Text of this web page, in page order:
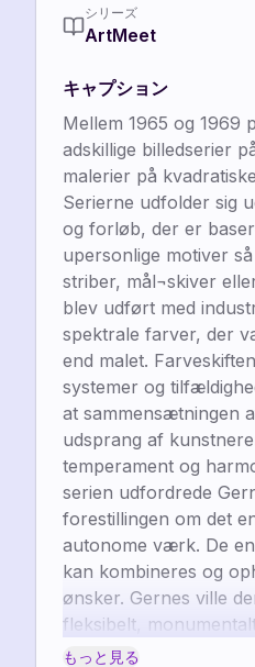
シリーズ
ArtMeet
キャプション
Mellem 1965 og 1969
adskillige billedserier
malerier på
Serierne udfolder sig
og forløb, der er
upersonlige motiver
striber, mål¬skiver
blev udført med
spektrale farver, der
end malet.
systemer og
at sammensætningen
udsprang af
temperament og
serien udfordrede
forestillingen om det
autonome værk. De
kan kombineres og
ønsker. Gernes ville
fleksibelt,
der kan justeres og
もっと見る